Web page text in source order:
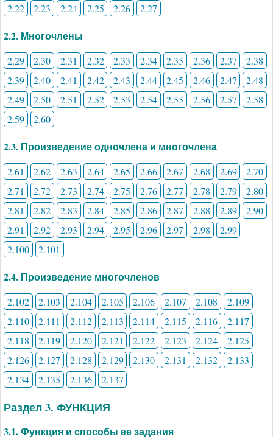
2.22
2.23 2.24 2.25 2.26 2.27
2.2. Многочлены
2.29 2.30 2.31 2.32 2.33 2.34 2.35 2.36 2.37
2.38
2.39
2.40 2.41 2.42 2.43 2.44 2.45 2.46 2.47
2.48
2.49
2.50 2.51 2.52 2.53 2.54 2.55 2.56 2.57
2.58
2.59
2.60
2.3. Произведение одночлена и многочлена
2.61 2.62 2.63 2.64 2.65 2.66 2.67 2.68 2.69
2.70
2.71
2.72 2.73 2.74 2.75 2.76 2.77 2.78 2.79
2.80
2.81
2.82 2.83 2.84 2.85 2.86 2.87 2.88 2.89
2.90
2.91
2.92 2.93 2.94 2.95 2.96 2.97 2.98
2.99
2.100
2.101
2.4. Произведение многочленов
2.102 2.103 2.104 2.105 2.106 2.107 2.108
2.109
2.110
2.111 2.112 2.113 2.114 2.115 2.116
2.117
2.118
2.119 2.120 2.121 2.122 2.123 2.124
2.125
2.126
2.127 2.128 2.129 2.130 2.131 2.132
2.133
2.134
2.135 2.136 2.137
Раздел 3. ФУНКЦИЯ
3.1. Функция и способы ее задания